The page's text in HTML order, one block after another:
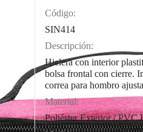
Código:
SIN414
Descripción:
Hielera con interior
bolsa frontal con cierre.
correa para hombro
Material:
Poliéster Exterior / PVC